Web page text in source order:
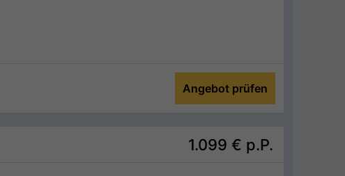
Angebot prüfen
1.099 € p.P.